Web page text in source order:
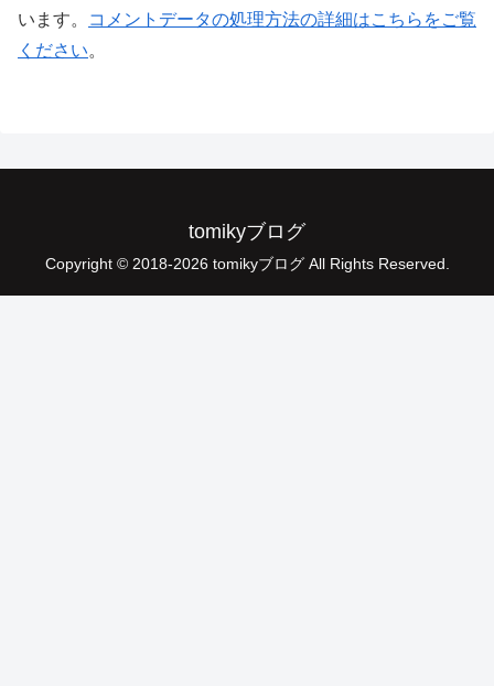
います。
コメントデータの処理方法の詳細はこちらをご覧
ください。
tomikyブログ
Copyright © 2018-2026 tomikyブログ All Rights Reserved.